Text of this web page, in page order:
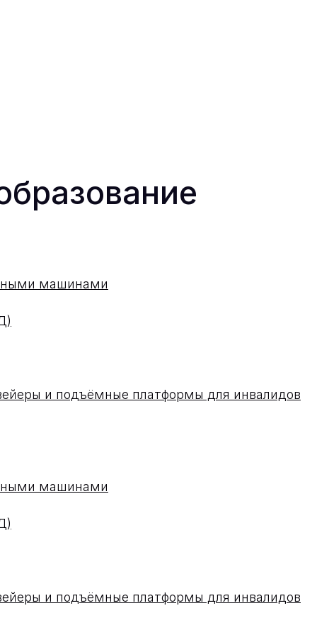
машинами
и подъёмные платформы для инвалидов
машинами
и подъёмные платформы для инвалидов